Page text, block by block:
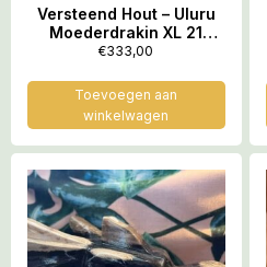
Versteend Hout – Uluru
Moederdrakin XL 21
(16.5×10.5×8 cm – 1525
VERTEGENWOORDIGT
HET OER GEHEUGEN VAN
DE LEMURIA
STAMOUDSTEN
€333,00
Toevoegen aan
winkelwagen